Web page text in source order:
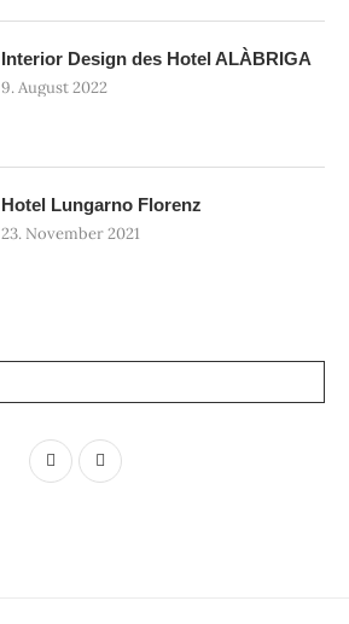
Interior Design des Hotel ALÀBRIGA
9. August 2022
Hotel Lungarno Florenz
23. November 2021